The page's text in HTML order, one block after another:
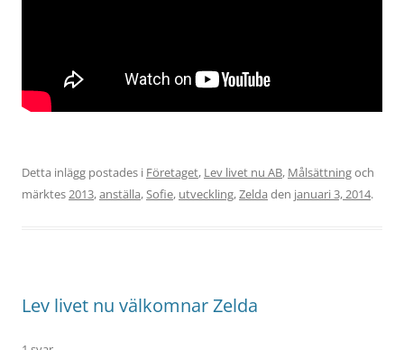
Detta inlägg postades i Företaget, Lev livet nu AB, Målsättningoch
märktes2013,anställa,Sofie, utveckling,Zelda den januari 3, 2014.
Lev livet nu välkomnar Zelda